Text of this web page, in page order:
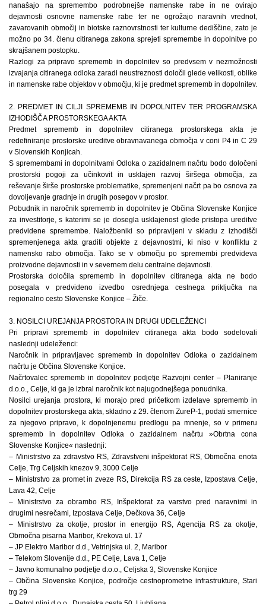
nanašajo na spremembo podrobnejše namenske rabe in ne ovirajo
dejavnosti osnovne namenske rabe ter ne ogrožajo naravnih vrednot,
zavarovanih območij in biotske raznovrstnosti ter kulturne dediščine, zato je
možno po 34. členu citiranega zakona sprejeti spremembe in dopolnitve po
skrajšanem postopku.
Razlogi za pripravo sprememb in dopolnitev so predvsem v nezmožnosti
izvajanja citiranega odloka zaradi neustreznosti določil glede velikosti, oblike
in namenske rabe objektov v območju, ki je predmet sprememb in dopolnitev.
2. PREDMET IN CILJI SPREMEMB IN DOPOLNITEV TER PROGRAMSKA
IZHODIŠČA PROSTORSKEGA AKTA
Predmet sprememb in dopolnitev citiranega prostorskega akta je
redefiniranje prostorske ureditve obravnavanega območja v coni P4 in C 29
v Slovenskih Konjicah.
S spremembami in dopolnitvami Odloka o zazidalnem načrtu bodo določeni
prostorski pogoji za učinkovit in usklajen razvoj širšega območja, za
reševanje širše prostorske problematike, spremenjeni načrt pa bo osnova za
dovoljevanje gradnje in drugih posegov v prostor.
Pobudnik in naročnik sprememb in dopolnitev je Občina Slovenske Konjice
za investitorje, s katerimi se je dosegla usklajenost glede pristopa ureditve
predvidene spremembe. Naložbeniki so pripravljeni v skladu z izhodišči
spremenjenega akta graditi objekte z dejavnostmi, ki niso v konfliktu z
namensko rabo območja. Tako se v območju po spremembi predvideva
proizvodne dejavnosti in v severnem delu centralne dejavnosti.
Prostorska določila sprememb in dopolnitev citiranega akta ne bodo
posegala v predvideno izvedbo osrednjega cestnega priključka na
regionalno cesto Slovenske Konjice – Žiče.
3. NOSILCI UREJANJA PROSTORA IN DRUGI UDELEŽENCI
Pri pripravi sprememb in dopolnitev citiranega akta bodo sodelovali
naslednji udeleženci:
Naročnik in pripravljavec sprememb in dopolnitev Odloka o zazidalnem
načrtu je Občina Slovenske Konjice.
Načrtovalec sprememb in dopolnitev podjetje Razvojni center – Planiranje
d.o.o., Celje, ki ga je izbral naročnik kot najugodnejšega ponudnika.
Nosilci urejanja prostora, ki morajo pred pričetkom izdelave sprememb in
dopolnitev prostorskega akta, skladno z 29. členom ZureP-1, podati smernice
za njegovo pripravo, k dopolnjenemu predlogu pa mnenje, so v primeru
sprememb in dopolnitev Odloka o zazidalnem načrtu »Obrtna cona
Slovenske Konjice« naslednji:
– Ministrstvo za zdravstvo RS, Zdravstveni inšpektorat RS, Območna enota
Celje, Trg Celjskih knezov 9, 3000 Celje
– Ministrstvo za promet in zveze RS, Direkcija RS za ceste, Izpostava Celje,
Lava 42, Celje
– Ministrstvo za obrambo RS, Inšpektorat za varstvo pred naravnimi in
drugimi nesrečami, Izpostava Celje, Dečkova 36, Celje
– Ministrstvo za okolje, prostor in energijo RS, Agencija RS za okolje,
Območna pisarna Maribor, Krekova ul. 17
– JP Elektro Maribor d.d., Vetrinjska ul. 2, Maribor
– Telekom Slovenije d.d., PE Celje, Lava 1, Celje
– Javno komunalno podjetje d.o.o., Celjska 3, Slovenske Konjice
– Občina Slovenske Konjice, področje cestnoprometne infrastrukture, Stari
trg 29